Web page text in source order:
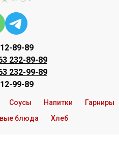
89-89
232-89-89
232-99-89
99-89
Соусы Напитки
Гарниры
блюда Хлеб